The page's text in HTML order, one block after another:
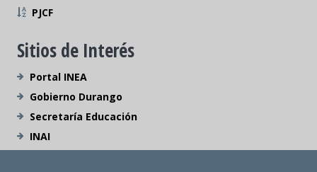
PJCF
Sitios de Interés
Portal INEA
Gobierno Durango
Secretaría Educación
INAI